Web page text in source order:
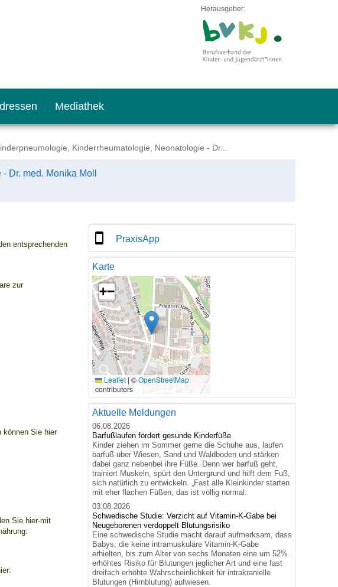
Herausgeber:
Mediathek
Kinderrheumatologie, Neonatologie - Dr...
Dr. med. Monika Moll
entsprechenden
zur
können Sie hier
Sie hier-mit
PraxisApp
Karte
🔍
+−
Leaflet | ©OpenStreetMap
contributors
Aktuelle Meldungen
06.08.2026
Barfußlaufen fördert gesunde Kinderfüße
Kinder ziehen im Sommer gerne die Schuhe aus, laufen
barfuß über Wiesen, Sand und Waldboden und stärken
dabei ganz nebenbei ihre Füße. Denn wer barfuß geht,
trainiert Muskeln, spürt den Untergrund und hilft dem Fuß,
sich natürlich zu entwickeln. „Fast alle Kleinkinder starten
mit eher flachen Füßen, das ist völlig normal.
03.08.2026
Schwedische Studie: Verzicht auf Vitamin-K-Gabe bei
Neugeborenen verdoppelt Blutungsrisiko
Eine schwedische Studie macht darauf aufmerksam, dass
Babys, die keine intramuskuläre Vitamin-K-Gabe
erhielten, bis zum Alter von sechs Monaten eine um 52%
erhöhtes Risiko für Blutungen jeglicher Art und eine fast
dreifach erhöhte Wahrscheinlichkeit für intrakranielle
Blutungen (Hirnblutung) aufwiesen.